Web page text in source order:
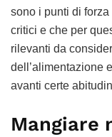
sono i punti di
critici e che per
rilevanti da
dell’alimentazione
avanti certe
Mangiare